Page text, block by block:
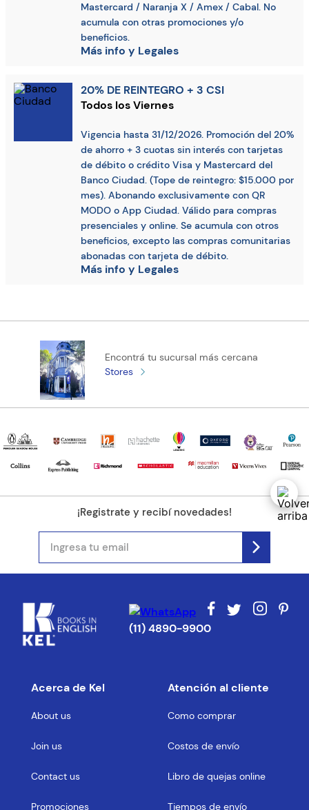
Mastercard / Naranja X / Amex / Cabal. No
acumula con otras promociones y/o
beneficios.
Más info y Legales
20% DE REINTEGRO + 3 CSI
Todos los Viernes
Vigencia hasta 31/12/2026. Promoción del 20%
de ahorro + 3 cuotas sin interés con tarjetas
de débito o crédito Visa y Mastercard del
Banco Ciudad. (Tope de reintegro: $15.000 por
mes). Abonando exclusivamente con QR
MODO o App Ciudad. Válido para compras
presenciales y online. Se acumula con otros
beneficios, excepto las compras comunitarias
abonadas con tarjeta de débito.
Más info y Legales
Encontrá tu sucursal más cercana
Stores
¡Registrate y recibí novedades!
(11) 4890-9900
Acerca de Kel
About us
Join us
Contact us
Promociones
Atención al cliente
Como comprar
Costos de envío
Libro de quejas online
Tiempos de envío